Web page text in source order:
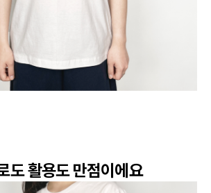
도 활용도 만점이에요